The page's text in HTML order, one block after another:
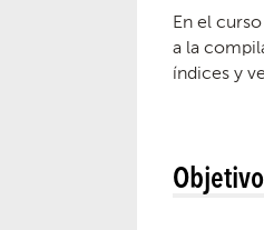
En el
a la
índices y